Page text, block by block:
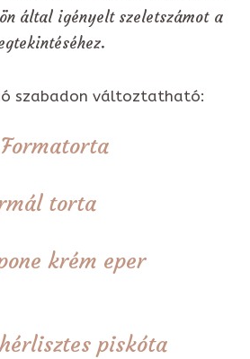
által igényelt szeletszámot a
szabadon változtatható:
Formatorta
torta
krém eper
piskóta